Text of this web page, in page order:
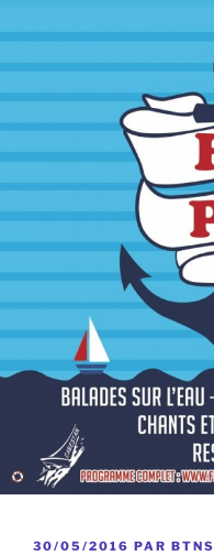
PUBLIÉ
30/05/2016 PAR BTNS